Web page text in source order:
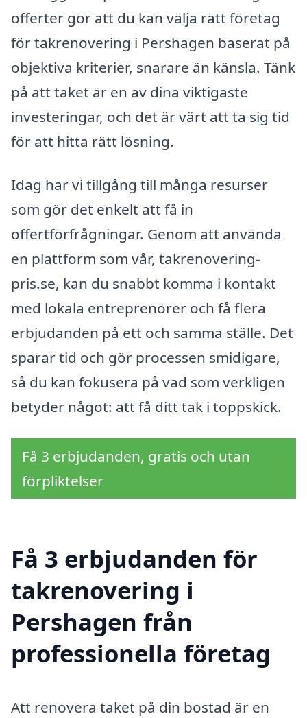
offerter gör att du kan välja rätt företag
för takrenovering i Pershagen baserat på
objektiva kriterier, snarare än känsla. Tänk
på att taket är en av dina viktigaste
investeringar, och det är värt att ta sig tid
för att hitta rätt lösning.
Idag har vi tillgång till många resurser
som gör det enkelt att få in
offertförfrågningar. Genom att använda
en plattform som vår, takrenovering-
pris.se, kan du snabbt komma i kontakt
med lokala entreprenörer och få flera
erbjudanden på ett och samma ställe. Det
sparar tid och gör processen smidigare,
så du kan fokusera på vad som verkligen
betyder något: att få ditt tak i toppskick.
Få 3 erbjudanden, gratis och utan
förpliktelser
Få 3 erbjudanden för
takrenovering i
Pershagen från
professionella företag
Att renovera taket på din bostad är en